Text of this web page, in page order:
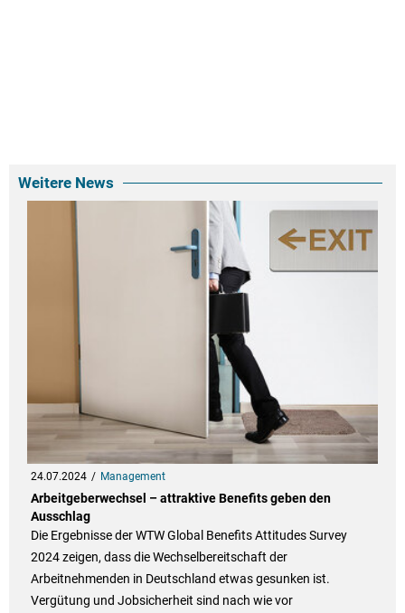
Weitere News
24.07.2024 Management
Arbeitgeberwechsel – attraktive Benefits geben den
Ausschlag
Die Ergebnisse der WTW Global Benefits Attitudes Survey
2024 zeigen, dass die Wechselbereitschaft der
Arbeitnehmenden in Deutschland etwas gesunken ist.
Vergütung und Jobsicherheit sind nach wie vor